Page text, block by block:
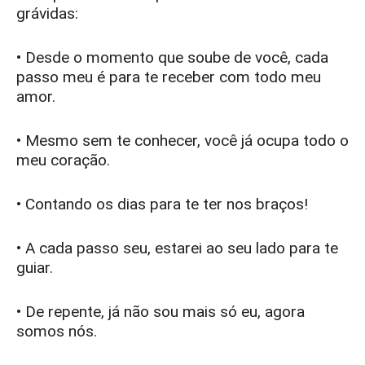
grávidas:
• Desde o momento que soube de você, cada
passo meu é para te receber com todo meu
amor.
• Mesmo sem te conhecer, você já ocupa todo o
meu coração.
• Contando os dias para te ter nos braços!
• A cada passo seu, estarei ao seu lado para te
guiar.
• De repente, já não sou mais só eu, agora
somos nós.